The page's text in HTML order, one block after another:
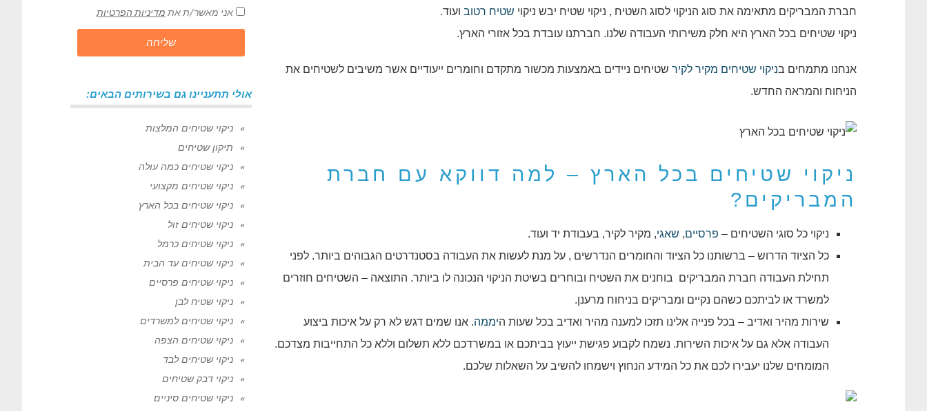
חברת המבריקים מתאימה את סוג הניקוי לסוג השטיח , ניקוי שטיח יבש ניקוי שטיח רטוב ועוד.
ניקוי שטיחים בכל הארץ היא חלק משירותי העבודה שלנו. חברתנו עובדת בכל אזורי הארץ.
אנחנו מתמחים בניקוי שטיחים מקיר לקיר שטיחים ניידים באמצעות מכשור מתקדם וחומרים ייעודיים אשר משיבים לשטיחים את
הניחוח והמראה החדש.
ניקוי שטיחים בכל הארץ – למה דווקא עם חברת
המבריקים?
ניקוי כל סוגי השטיחים – פרסיים, שאגי, מקיר לקיר, בעבודת יד ועוד.
כל הציוד הדרוש – ברשותנו כל הציוד והחומרים הנדרשים , על מנת לעשות את העבודה בסטנדרטים הגבוהים ביותר. לפני
תחילת העבודה חברת המבריקים בוחנים את השטיח ובוחרים בשיטת הניקוי הנכונה לו ביותר. התוצאה – השטיחים חוזרים
למשרד או לביתכם כשהם נקיים ומבריקים בניחוח מרענן.
שירות מהיר ואדיב – בכל פנייה אלינו תזכו למענה מהיר ואדיב בכל שעות היממה. אנו שמים דגש לא רק על איכות ביצוע
העבודה אלא גם על איכות השירות. נשמח לקבוע פגישת ייעוץ בביתכם או במשרדכם ללא תשלום וללא כל התחייבות מצדכם.
המומחים שלנו יעבירו לכם את כל המידע הנחוץ וישמחו להשיב על השאלות שלכם.
אני מאשר/ת את מדיניות הפרטיות
שליחה
אולי תתעניינו גם בשירותים הבאים:
ניקוי שטיחים המלצות
תיקון שטיחים
ניקוי שטיחים כמה עולה
ניקוי שטיחים מקצועי
ניקוי שטיחים בכל הארץ
ניקוי שטיחים זול
ניקוי שטיחים כרמל
ניקוי שטיחים עד הבית
ניקוי שטיחים פרסיים
ניקוי שטיח לבן
ניקוי שטיחים למשרדים
ניקוי שטיחים הצפה
ניקוי שטיחים לבד
ניקוי דבק שטיחים
ניקוי שטיחים סיניים